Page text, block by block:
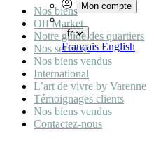
Mon compte
fr
Français English
Nos biens
Off Market
Notre guide des quartiers
Nos services
Nos biens vendus
International
L’art de vivre by Varenne
Témoignages clients
Nos biens vendus
Contactez-nous